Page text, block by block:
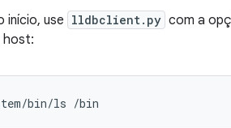
início, use lldbclient.py com a
host: